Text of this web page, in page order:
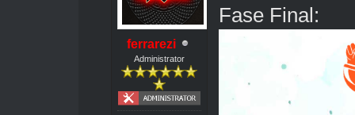
ferrarezi
Administrator
Fase Final: